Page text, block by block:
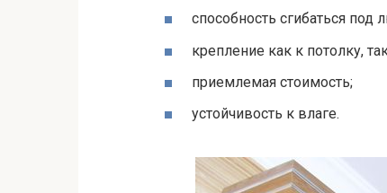
способность сгибаться
крепление как к потолку,
приемлемая стоимость;
устойчивость к влаге.